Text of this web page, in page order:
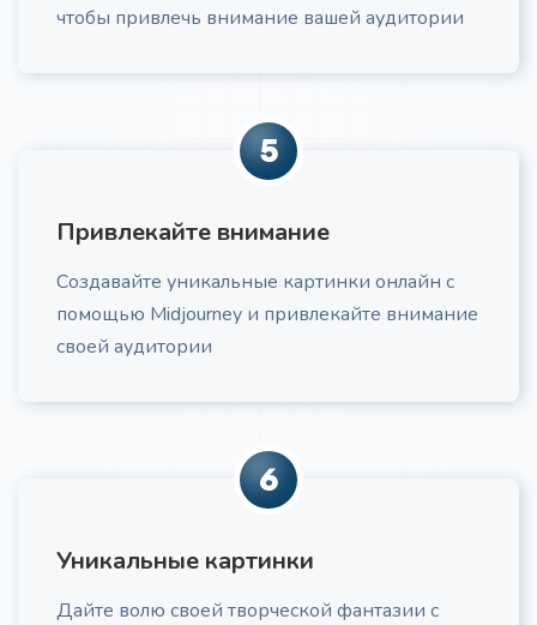
Закрытие возражений клиентов
Превратите возражения клиентов из препятствий
готовый сценарий отработки любого возражения с
учетом психологии клиента и этики продаж
Получите детальную структуру для курса,
включающую выстроенные модули, практические
цели.
чтобы привлечь внимание вашей аудитории
5
Привлекайте внимание
Создавайте уникальные картинки онлайн с
помощью Midjourney и привлекайте внимание
своей аудитории
6
Уникальные картинки
Дайте волю своей творческой фантазии с